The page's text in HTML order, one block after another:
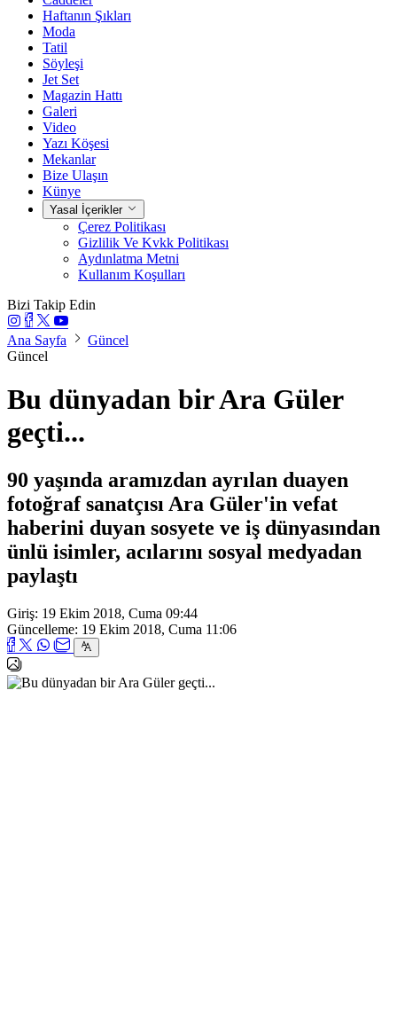
Haftanın Şıkları
Moda
Tatil
Söyleşi
Jet Set
Magazin Hattı
Galeri
Video
Yazı Köşesi
Mekanlar
Bize Ulaşın
Künye
Yasal İçerikler
Çerez Politikası
Gizlilik Ve Kvkk Politikası
Aydınlatma Metni
Kullanım Koşulları
Bizi Takip Edin
Ana Sayfa
Güncel
Güncel
Bu dünyadan bir Ara Güler
geçti...
90 yaşında aramızdan ayrılan duayen
fotoğraf sanatçısı Ara Güler'in vefat
haberini duyan sosyete ve iş dünyasından
ünlü isimler, acılarını sosyal medyadan
paylaştı
Giriş: 19 Ekim 2018, Cuma 09:44
Güncelleme: 19 Ekim 2018, Cuma 11:06